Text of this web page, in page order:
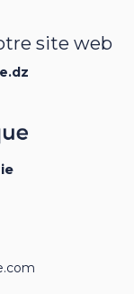
site web